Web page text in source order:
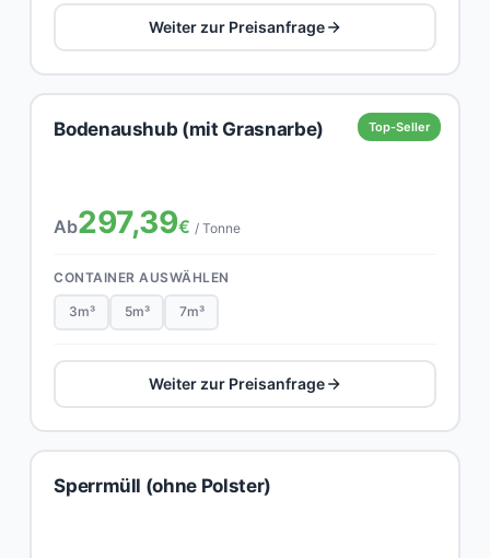
Weiter zur Preisanfrage
Top-Seller
Bodenaushub (mit Grasnarbe)
Ab297,39€ / Tonne
CONTAINER AUSWÄHLEN
3m³ 5m³ 7m³
Weiter zur Preisanfrage
Sperrmüll (ohne Polster)